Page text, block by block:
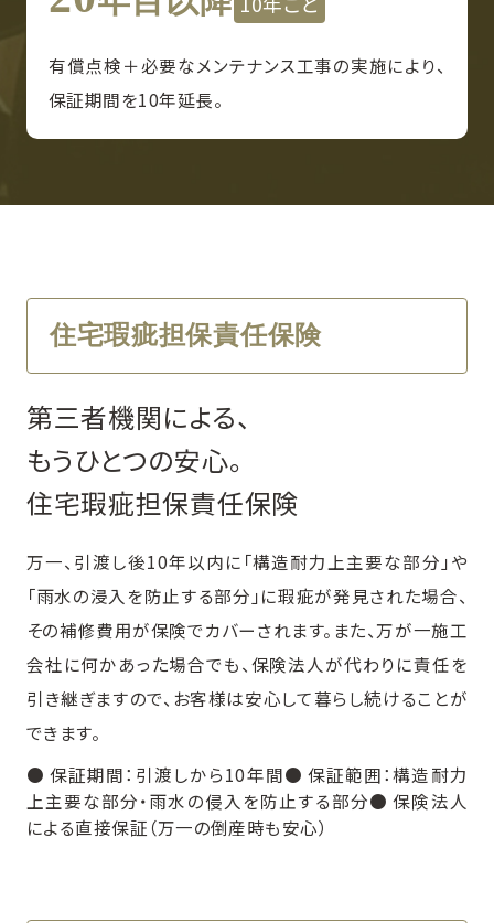
有償点検＋必要なメンテナンス工事の実施により、
保証期間を10年延長。
住宅瑕疵担保責任保険
第三者機関による、
もうひとつの安心。
住宅瑕疵担保責任保険
万一、引渡し後10年以内に「構造耐力上主要な部分」や
「雨水の浸入を防止する部分」に瑕疵が発見された場合、
その補修費用が保険でカバーされます。また、万が一施工
会社に何かあった場合でも、保険法人が代わりに責任を
引き継ぎますので、お客様は安心して暮らし続けることが
できます。
● 保証期間：引渡しから10年間● 保証範囲：構造耐力
上主要な部分・雨水の侵入を防止する部分● 保険法人
による直接保証（万一の倒産時も安心）